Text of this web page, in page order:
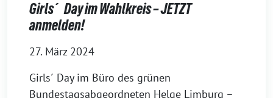
Girls´ Day im Wahlkreis – JETZT
anmelden!
27. März 2024
Girls´ Day im Büro des grünen
Bundestagsabgeordneten Helge Limburg –